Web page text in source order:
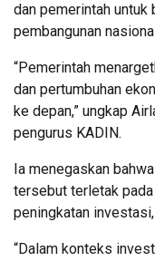
dan pemerintah untuk
pembangunan
“Pemerintah
dan pertumbuhan
ke depan,” ungkap
pengurus KADIN.
Ia menegaskan
tersebut terletak
peningkatan
“Dalam konteks